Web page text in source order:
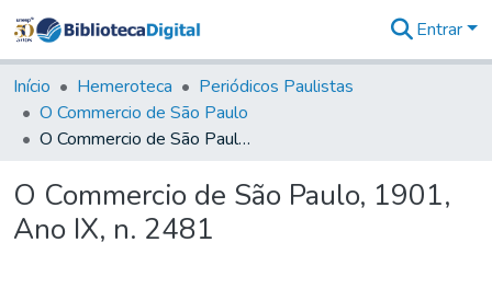
&
Coleções
Tudo na
Biblioteca
Estatísticas
Entrar
Início Hemeroteca
Periódicos Paulistas
O Commercio de São Paulo
O Commercio de São Paulo, 1901, Ano IX, n. 2481
O Commercio de São Paulo, 1901,
Ano IX, n. 2481